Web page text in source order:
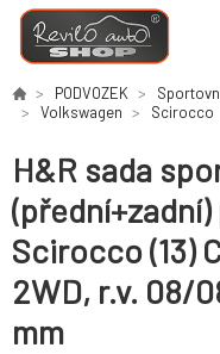
PODVOZEK
Volkswagen
Scirocco
H&R sada
Scirocco (13)
2WD, r.v. 08/
mm